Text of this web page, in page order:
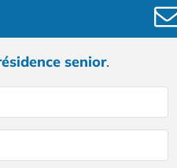
senior.